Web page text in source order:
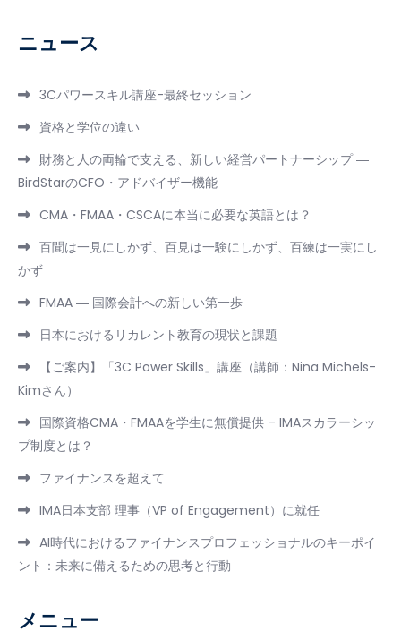
ニュース
3Cパワースキル講座-最終セッション
資格と学位の違い
財務と人の両輪で支える、新しい経営パートナーシップ ―
BirdStarのCFO・アドバイザー機能
CMA・FMAA・CSCAに本当に必要な英語とは？
百聞は一見にしかず、百見は一験にしかず、百練は一実にし
かず
FMAA ― 国際会計への新しい第一歩
日本におけるリカレント教育の現状と課題
【ご案内】「3C Power Skills」講座（講師：Nina Michels-
Kimさん）
国際資格CMA・FMAAを学生に無償提供 – IMAスカラーシッ
プ制度とは？
ファイナンスを超えて
IMA日本支部 理事（VP of Engagement）に就任
AI時代におけるファイナンスプロフェッショナルのキーポイ
ント：未来に備えるための思考と行動
メニュー